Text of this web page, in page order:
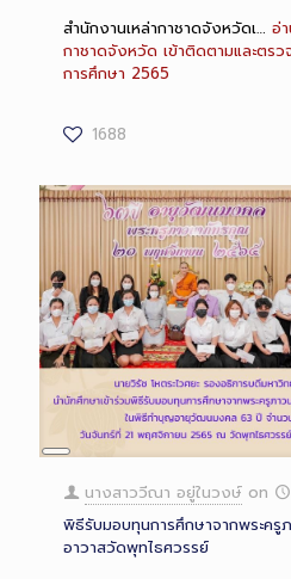
สำนักงานเหล่ากาชาดจังหวัดเ… อ่
กาชาดจังหวัด เข้าติดตามและตรว
การศึกษา 2565
1688
Long
Description
นางสาววีณา อยู่ในวงษ์ on
พิธีรับมอบทุนการศึกษาจากพระค
อาวาสวัดพุทไธศวรรย์